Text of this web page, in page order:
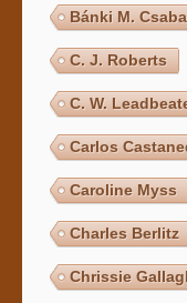
Bánki M. Csaba
C. J. Roberts
C. W.
Carlos
Caroline Myss
Charles Berlitz
Chrissie